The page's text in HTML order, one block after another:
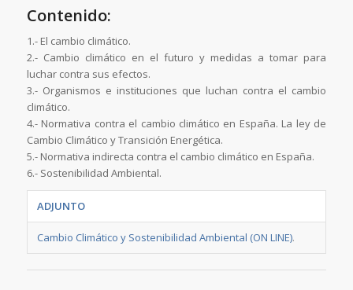
Contenido:
1.- El cambio climático.
2.- Cambio climático en el futuro y medidas a tomar para
luchar contra sus efectos.
3.- Organismos e instituciones que luchan contra el cambio
climático.
4.- Normativa contra el cambio climático en España. La ley de
Cambio Climático y Transición Energética.
5.- Normativa indirecta contra el cambio climático en España.
6.- Sostenibilidad Ambiental.
ADJUNTO
Cambio Climático y Sostenibilidad Ambiental (ON LINE).